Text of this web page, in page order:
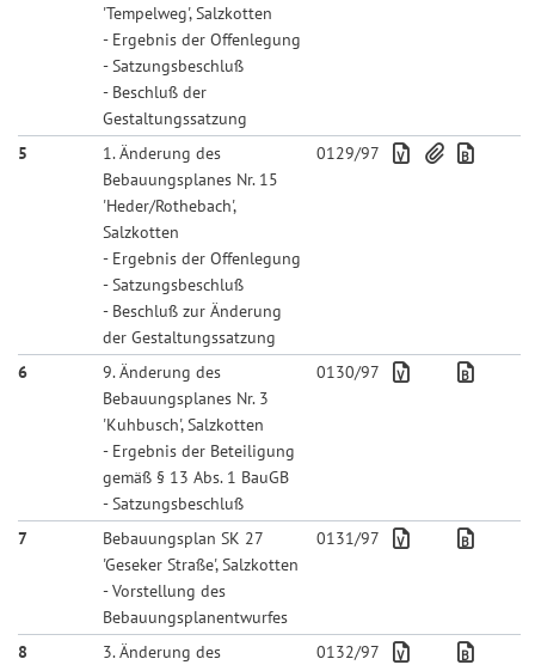
'Tempelweg', Salzkotten
- Ergebnis der Offenlegung
- Satzungsbeschluß
- Beschluß der
Gestaltungssatzung
5
1. Änderung des
Bebauungsplanes Nr. 15
'Heder/Rothebach',
Salzkotten
- Ergebnis der Offenlegung
- Satzungsbeschluß
- Beschluß zur Änderung
der Gestaltungssatzung
0129/97
6
9. Änderung des
Bebauungsplanes Nr. 3
'Kuhbusch', Salzkotten
- Ergebnis der Beteiligung
gemäß § 13 Abs. 1 BauGB
- Satzungsbeschluß
0130/97
7
Bebauungsplan SK 27
'Geseker Straße', Salzkotten
- Vorstellung des
Bebauungsplanentwurfes
0131/97
8
3. Änderung des
0132/97